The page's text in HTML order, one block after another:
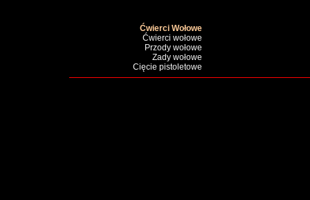
Ćwierci Wołowe
Ćwierci wołowe
Przody wołowe
Zady wołowe
Cięcie pistoletowe